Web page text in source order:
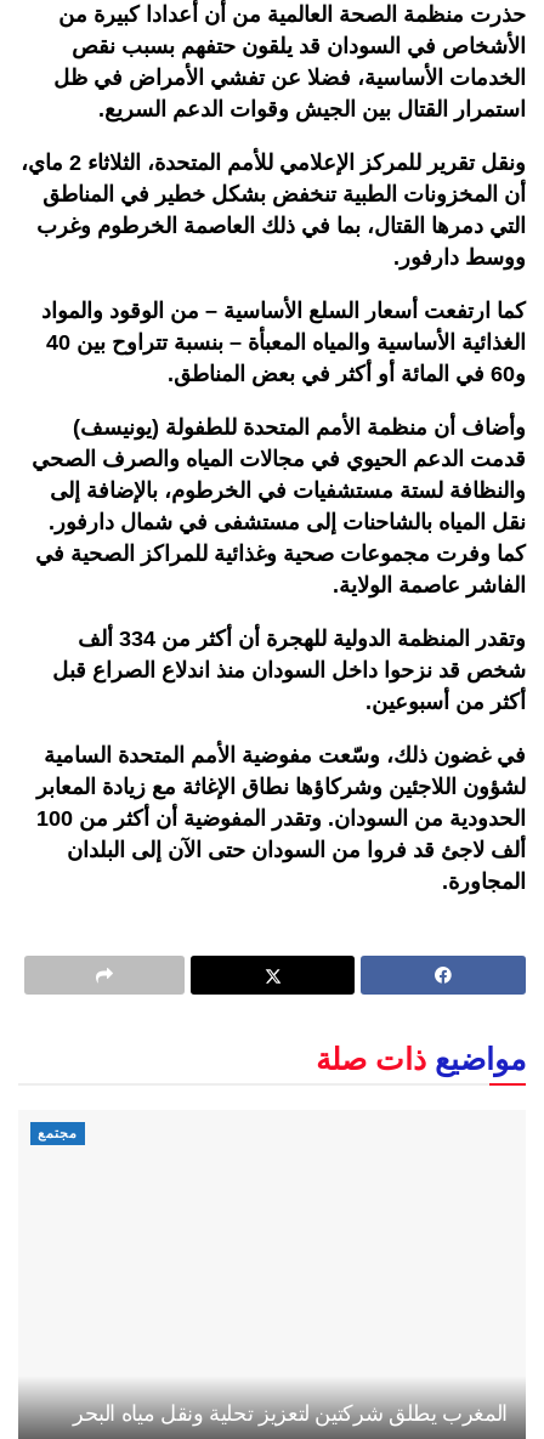
حذرت منظمة الصحة العالمية من أن أعدادا كبيرة من
الأشخاص في السودان قد يلقون حتفهم بسبب نقص
الخدمات الأساسية، فضلا عن تفشي الأمراض في ظل
استمرار القتال بين الجيش وقوات الدعم السريع.
ونقل تقرير للمركز الإعلامي للأمم المتحدة، الثلاثاء 2 ماي،
أن المخزونات الطبية تنخفض بشكل خطير في المناطق
التي دمرها القتال، بما في ذلك العاصمة الخرطوم وغرب
ووسط دارفور.
كما ارتفعت أسعار السلع الأساسية – من الوقود والمواد
الغذائية الأساسية والمياه المعبأة – بنسبة تتراوح بين 40
و60 في المائة أو أكثر في بعض المناطق.
وأضاف أن منظمة الأمم المتحدة للطفولة (يونيسف)
قدمت الدعم الحيوي في مجالات المياه والصرف الصحي
والنظافة لستة مستشفيات في الخرطوم، بالإضافة إلى
نقل المياه بالشاحنات إلى مستشفى في شمال دارفور.
كما وفرت مجموعات صحية وغذائية للمراكز الصحية في
الفاشر عاصمة الولاية.
وتقدر المنظمة الدولية للهجرة أن أكثر من 334 ألف
شخص قد نزحوا داخل السودان منذ اندلاع الصراع قبل
أكثر من أسبوعين.
في غضون ذلك، وسّعت مفوضية الأمم المتحدة السامية
لشؤون اللاجئين وشركاؤها نطاق الإغاثة مع زيادة المعابر
الحدودية من السودان. وتقدر المفوضية أن أكثر من 100
ألف لاجئ قد فروا من السودان حتى الآن إلى البلدان
المجاورة.
مواضيع ذات صلة
مجتمع
المغرب يطلق شركتين لتعزيز تحلية ونقل مياه البحر